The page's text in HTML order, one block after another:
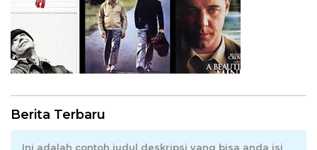
Berita Terbaru
Ini adalah contoh judul deskripsi yang bisa anda isi